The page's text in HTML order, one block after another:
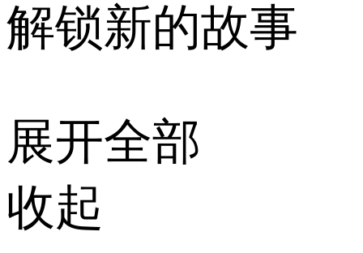
解锁新的故事
展开全部
收起